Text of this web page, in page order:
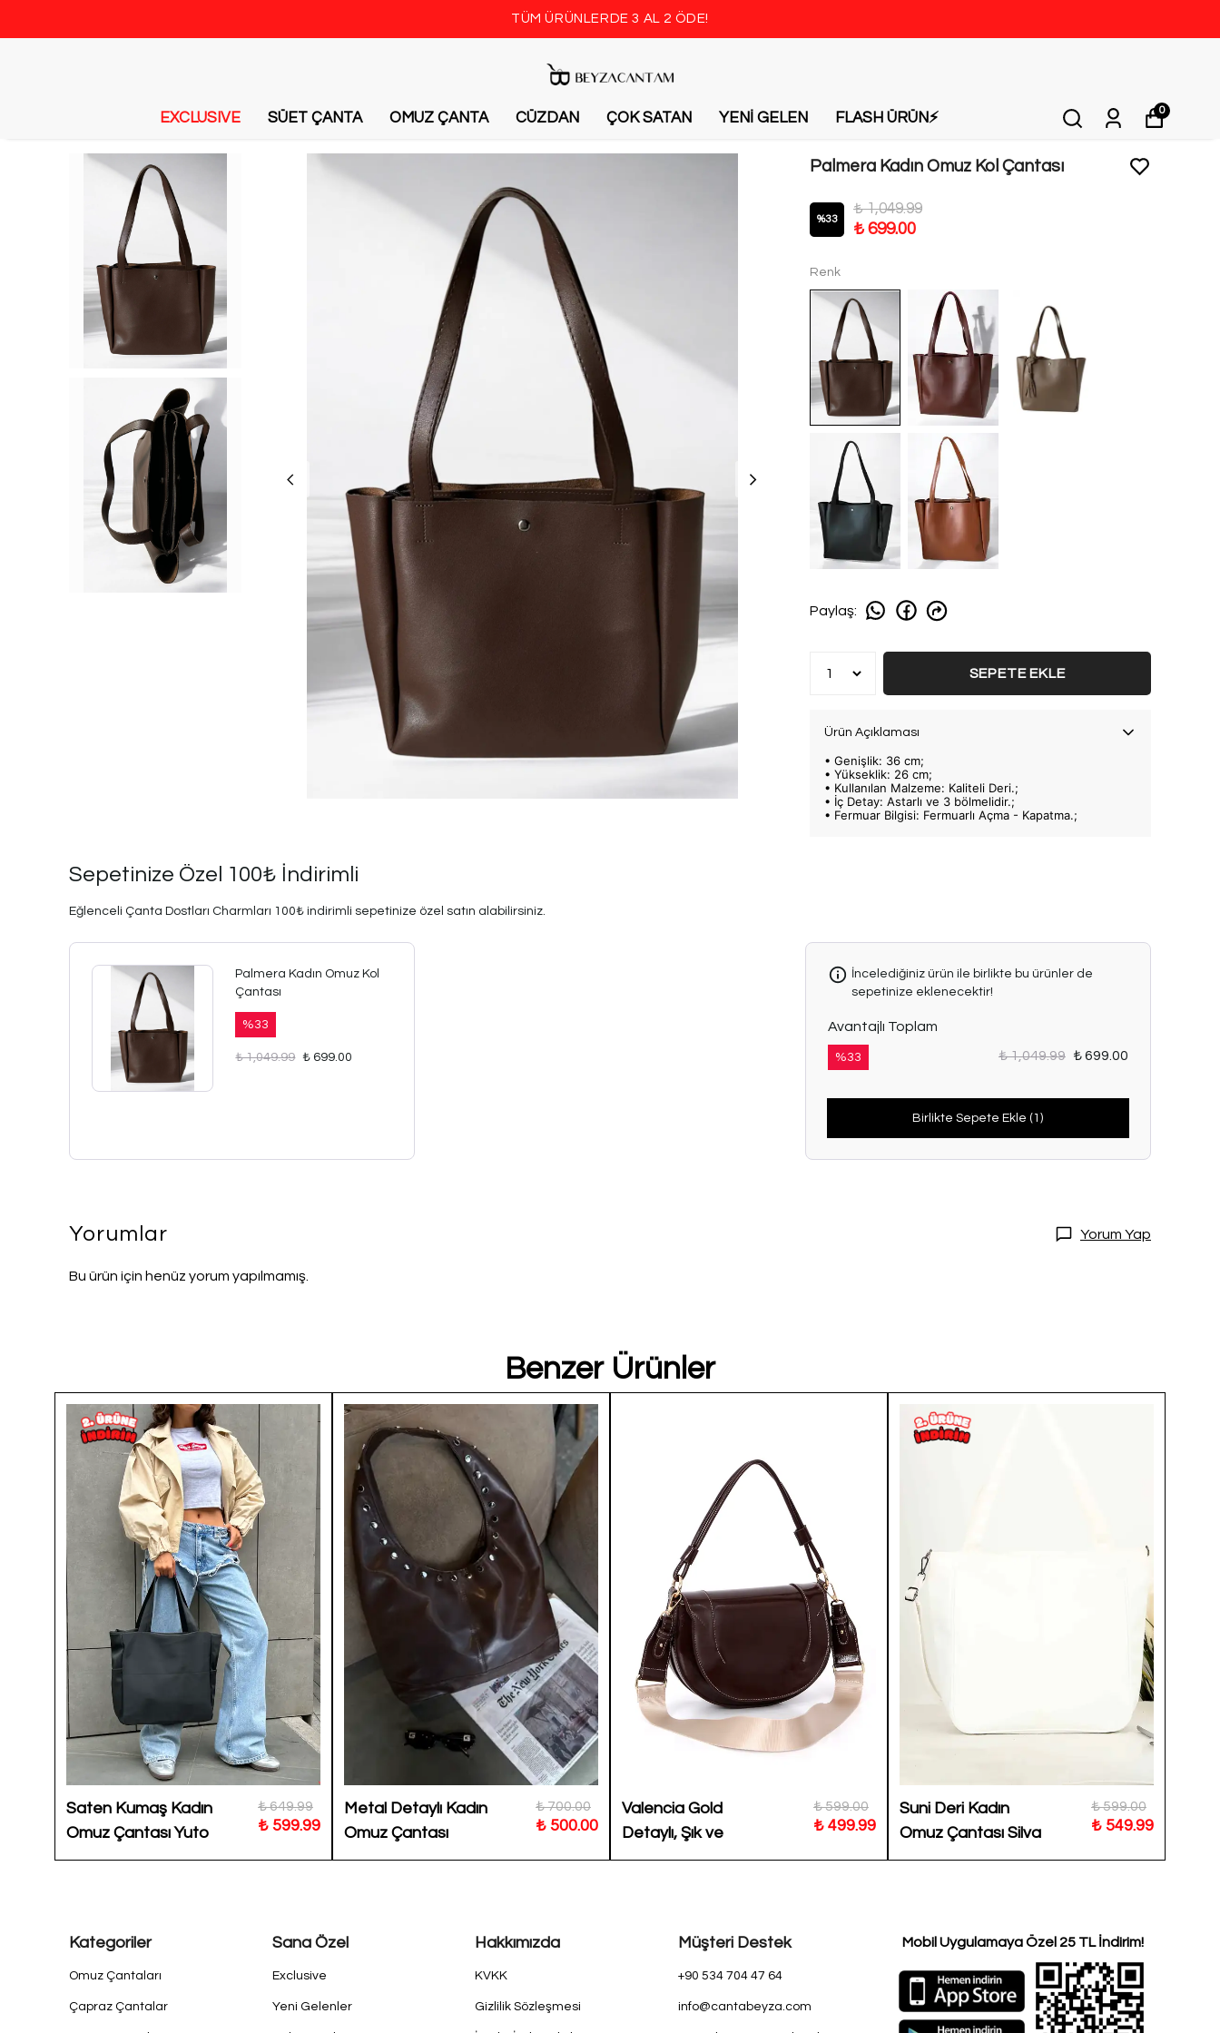
TÜM ÜRÜNLERDE 3 AL 2 ÖDE!
EXCLUSIVE SÜET ÇANTA OMUZ ÇANTA CÜZDAN ÇOK SATAN YENİ GELEN FLASH ÜRÜN⚡️ 0
Palmera Kadın Omuz Kol Çantası
%33
₺ 1,049.99
₺ 699.00
Renk
Paylaş:
SEPETE EKLE
Ürün Açıklaması
• Genişlik: 36 cm;
• Yükseklik: 26 cm;
• Kullanılan Malzeme: Kaliteli Deri.;
• İç Detay: Astarlı ve 3 bölmelidir.;
• Fermuar Bilgisi: Fermuarlı Açma - Kapatma.;
Sepetinize Özel 100₺ İndirimli
Eğlenceli Çanta Dostları Charmları 100₺ indirimli sepetinize özel satın alabilirsiniz.
Palmera Kadın Omuz Kol
Çantası
%33
₺ 1,049.99 ₺ 699.00
İncelediğiniz ürün ile birlikte bu ürünler de
sepetinize eklenecektir!
Avantajlı Toplam
%33 ₺ 1,049.99 ₺ 699.00
Birlikte Sepete Ekle (1)
Yorumlar Yorum Yap
Bu ürün için henüz yorum yapılmamış.
Benzer Ürünler
Saten Kumaş Kadın
Omuz Çantası Yuto
₺ 649.99
₺ 599.99
Metal Detaylı Kadın
Omuz Çantası
₺ 700.00
₺ 500.00
Valencia Gold
Detaylı, Şık ve
Konforlu Kadın
₺ 599.00
₺ 499.99
Suni Deri Kadın
Omuz Çantası Silva
₺ 599.00
₺ 549.99
Kategoriler
Omuz Çantaları
Çapraz Çantalar
Sana Özel
Exclusive
Yeni Gelenler
Hakkımızda
KVKK
Gizlilik Sözleşmesi
Müşteri Destek
+90 534 704 47 64
info@cantabeyza.com
Mobil Uygulamaya Özel 25 TL İndirim!